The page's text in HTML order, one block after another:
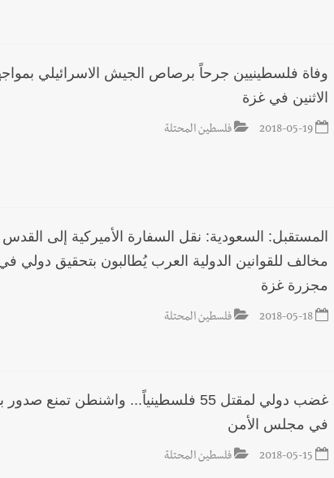
ضربة قوية... وإعلام إيراني: الاتّفاق مع عُمان مؤجّل ما دامت
بطولة لبنان بكرة الطاولة للرجال للعام الرابع على التوالي
في ورشة تقنية حول الحد من النفايات البحرية وشباك الصيد
وفاة فلسطينيين جرحاً برصاص الجيش الاسرائيلي
الاثنين في غزة
2018-05-19 فلسطين المحتلة
المستقبل: السعودية: نقل السفارة الأميركية إلى القدس
مخالف للقوانين الدولية العرب يُطالبون بتحقيق دولي
مجزرة غزة
2018-05-18 فلسطين المحتلة
غضب دولي لمقتل 55 فلسطينياً... واشنطن تمنع صدور
في مجلس الأمن
2018-05-15 فلسطين المحتلة